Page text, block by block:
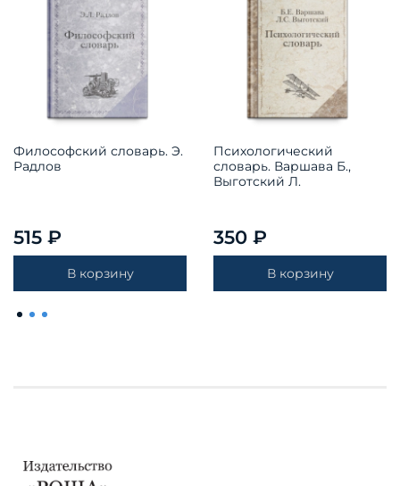
Философский словарь. Э.
Радлов
515 ₽
В корзину
Психологический
словарь. Варшава Б.,
Выготский Л.
350 ₽
В корзину